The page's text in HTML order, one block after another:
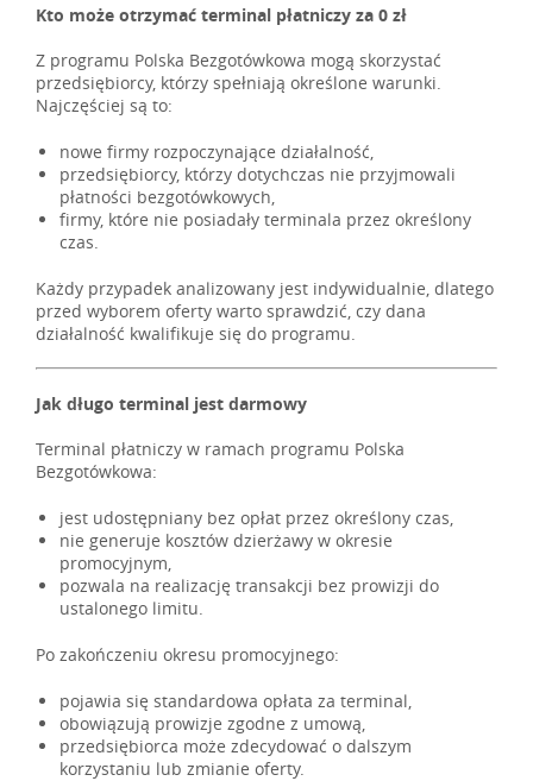
Kto może otrzymać terminal płatniczy za 0 zł
Z programu Polska Bezgotówkowa mogą skorzystać
przedsiębiorcy, którzy spełniają określone warunki.
Najczęściej są to:
nowe firmy rozpoczynające działalność,
przedsiębiorcy, którzy dotychczas nie przyjmowali
płatności bezgotówkowych,
firmy, które nie posiadały terminala przez określony
czas.
Każdy przypadek analizowany jest indywidualnie, dlatego
przed wyborem oferty warto sprawdzić, czy dana
działalność kwalifikuje się do programu.
Jak długo terminal jest darmowy
Terminal płatniczy w ramach programu Polska
Bezgotówkowa:
jest udostępniany bez opłat przez określony czas,
nie generuje kosztów dzierżawy w okresie
promocyjnym,
pozwala na realizację transakcji bez prowizji do
ustalonego limitu.
Po zakończeniu okresu promocyjnego:
pojawia się standardowa opłata za terminal,
obowiązują prowizje zgodne z umową,
przedsiębiorca może zdecydować o dalszym
korzystaniu lub zmianie oferty.